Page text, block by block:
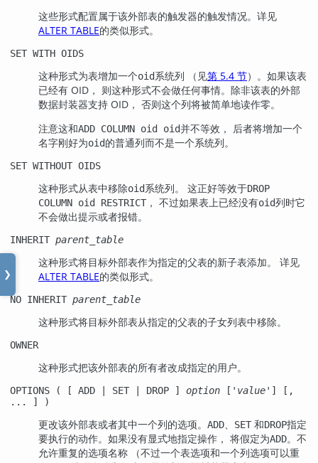
❯
这些形式配置属于该外部表的触发器的触发情况。详见
ALTER TABLE的类似形式。
SET WITH OIDS
这种形式为表增加一个oid系统列 （见第 5.4 节）。如果该表
已经有 OID， 则这种形式不会做任何事情。除非该表的外部
数据封装器支持 OID， 否则这个列将被简单地读作零。
注意这和ADD COLUMN oid oid并不等效， 后者将增加一个
名字刚好为oid的普通列而不是一个系统列。
SET WITHOUT OIDS
这种形式从表中移除oid系统列。 这正好等效于DROP
COLUMN oid RESTRICT ， 不过如果表上已经没有oid列时它
不会做出提示或者报错。
INHERIT parent_table
这种形式将目标外部表作为指定的父表的新子表添加。 详见
ALTER TABLE的类似形式。
NO INHERIT parent_table
这种形式将目标外部表从指定的父表的子女列表中移除。
OWNER
这种形式把该外部表的所有者改成指定的用户。
OPTIONS ( [ ADD | SET | DROP ] option [' value'] [,
... ] )
更改该外部表或者其中一个列的选项。 ADD SET 和DROP指定
要执行的动作。如果没有显式地指定操作， 将假定为ADD。不
允许重复的选项名称 （不过一个表选项和一个列选项可以重